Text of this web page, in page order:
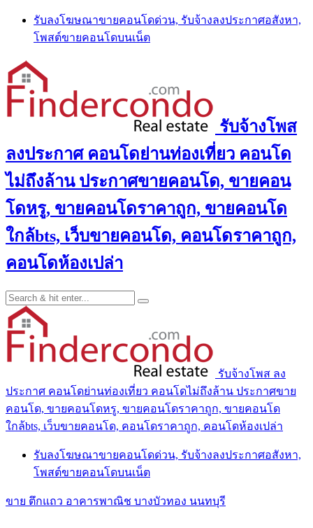
Skip
content
รับลงโฆษณาขายคอนโดด่วน, รับจ้างลงประกาศอสังหา,
โพสต์ขายคอนโดบนเน็ต
รับจ้างโพส
ลงประกาศ คอนโดย่านท่องเที่ยว คอนโด
ไม่ถึงล้าน ประกาศขายคอนโด, ขายคอน
โดหรู, ขายคอนโดราคาถูก, ขายคอนโด
ใกล้bts, เว็บขายคอนโด, คอนโดราคาถูก,
คอนโดห้องเปล่า
รับจ้างโพส ลง
ประกาศ คอนโดย่านท่องเที่ยว คอนโดไม่ถึงล้าน ประกาศขาย
คอนโด, ขายคอนโดหรู, ขายคอนโดราคาถูก, ขายคอนโด
ใกล้bts, เว็บขายคอนโด, คอนโดราคาถูก, คอนโดห้องเปล่า
รับลงโฆษณาขายคอนโดด่วน, รับจ้างลงประกาศอสังหา,
โพสต์ขายคอนโดบนเน็ต
ขาย ตึกแถว อาคารพาณิช บางบัวทอง นนทบุรี